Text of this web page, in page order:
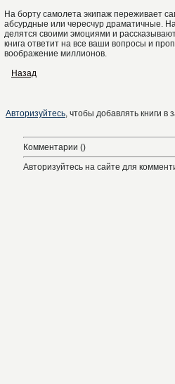
На борту самолета экипаж переживает
абсурдные или чересчур драматичные.
делятся своими эмоциями и
книга ответит на все ваши вопросы и
воображение миллионов.
Назад
Авторизуйтесь, чтобы добавлять книги в
Комментарии ()
Авторизуйтесь на сайте для